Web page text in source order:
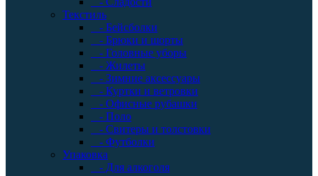
Текстиль
- Бейсболки
- Брюки и шорты
- Головные уборы
- Жилеты
- Зимние аксессуары
- Куртки и ветровки
- Офисные рубашки
- Поло
- Свитеры и толстовки
- Футболки
Упаковка
- Для алкоголя